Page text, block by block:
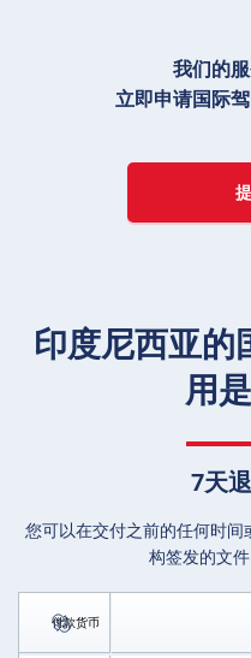
我们的服
立即申请国际
印度尼西亚的
用
7天
您可以在交付之前的任何时
构签发的文
付款货币